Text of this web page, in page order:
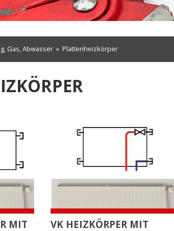
Gas, Abwasser » Plattenheizkörper
MIT
VK HEIZKÖRPER MIT